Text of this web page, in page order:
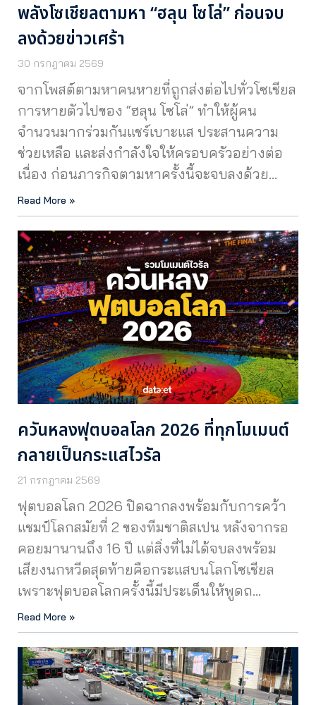
พลังโซเชียลตามหา “ฮลุน โซโล่” ก่อนจบ
ลงด้วยข่าวเศร้า
30 กรกฎาคม 2569
จากโพสต์ตามหาคนหายที่ถูกส่งต่อไปทั่วโซเชียล
การหายตัวไปของ “ฮลุน โซโล่” ทำให้ผู้คน
จำนวนมากร่วมกันแชร์เบาะแส ประสานความ
ช่วยเหลือ และส่งกำลังใจให้ครอบครัวอย่างต่อ
เนื่อง ก่อนภารกิจตามหาครั้งนี้จะจบลงด้วย…
Read More »
ควันหลงฟุตบอลโลก 2026 ที่ทุกโมเมนต์
กลายเป็นกระแสไวรัล
21 กรกฎาคม 2569
ฟุตบอลโลก 2026 ปิดฉากลงพร้อมกับการคว้า
แชมป์โลกสมัยที่ 2 ของทีมชาติสเปน หลังจากรอ
คอยมานานถึง 16 ปี แต่สิ่งที่ไม่ได้จบลงพร้อม
เสียงนกหวีดสุดท้ายคือกระแสบนโลกโซเชียล
เพราะฟุตบอลโลกครั้งนี้มีประเด็นให้พูดถ…
Read More »